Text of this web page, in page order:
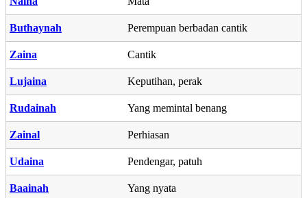
Buthaynah Perempuan berbadan cantik
Zaina Cantik
Lujaina Keputihan, perak
Rudainah Yang memintal benang
Zainal Perhiasan
Udaina Pendengar, patuh
Baainah Yang nyata